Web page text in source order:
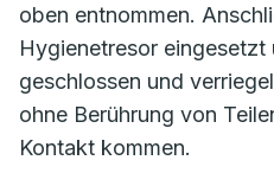
oben entnommen.
Hygienetresor
geschlossen und
ohne Berührung von
Kontakt kommen.